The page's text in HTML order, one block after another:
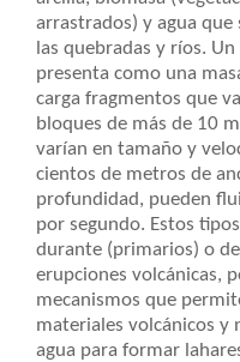
arrastrados) y agua que
las quebradas y ríos.
presenta como una
carga fragmentos que
bloques de más de 10
varían en tamaño y
cientos de metros de
profundidad, pueden
por segundo. Estos
durante (primarios) o
erupciones volcánicas,
mecanismos que
materiales volcánicos y
agua para formar